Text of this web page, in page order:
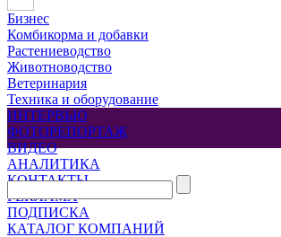
Бизнес
Комбикорма и добавки
Растениеводство
Животноводство
Ветеринария
Техника и оборудование
ИНТЕРВЬЮ
ФОТОРЕПОРТАЖ
ВИДЕО
АНАЛИТИКА
КОНТАКТЫ
РЕКЛАМА
ПОДПИСКА
КАТАЛОГ КОМПАНИЙ